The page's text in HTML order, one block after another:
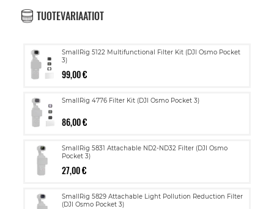
TUOTEVARIAATIOT
SmallRig 5122 Multifunctional Filter Kit (DJI Osmo Pocket
3)
99,00 €
SmallRig 4776 Filter Kit (DJI Osmo Pocket 3)
86,00 €
SmallRig 5831 Attachable ND2-ND32 Filter (DJI Osmo
Pocket 3)
27,00 €
SmallRig 5829 Attachable Light Pollution Reduction Filter
(DJI Osmo Pocket 3)